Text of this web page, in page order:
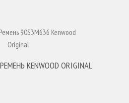
KENWOOD ORIGINAL